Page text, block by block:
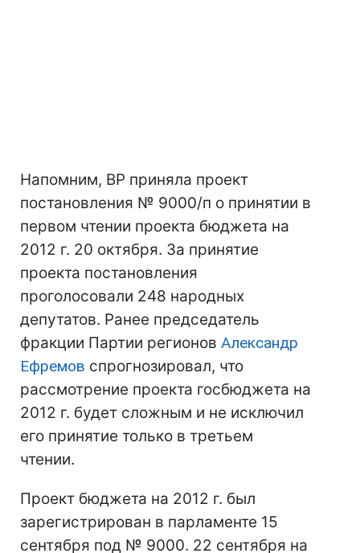
Напомним, ВР приняла проект
постановления № 9000/п о принятии в
первом чтении проекта бюджета на
2012 г. 20 октября. За принятие
проекта постановления
проголосовали 248 народных
депутатов. Ранее председатель
фракции Партии регионов Александр
Ефремов спрогнозировал, что
рассмотрение проекта госбюджета на
2012 г. будет сложным и не исключил
его принятие только в третьем
чтении.
Проект бюджета на 2012 г. был
зарегистрирован в парламенте 15
сентября под № 9000. 22 сентября на